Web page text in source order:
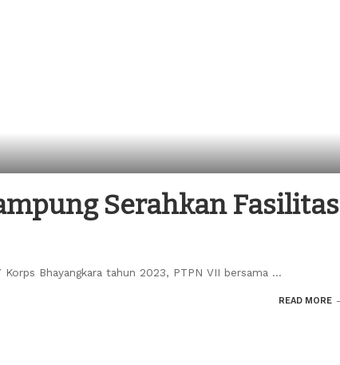
Serahkan Fasilitas
Bhayangkara tahun 2023, PTPN VII bersama ...
READ MORE